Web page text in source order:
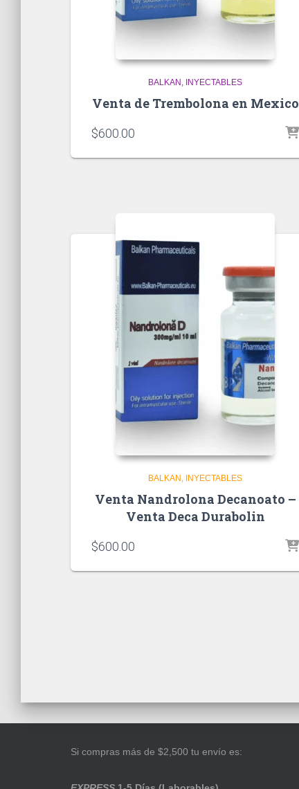
BALKAN INYECTABLES
Venta de Trembolona en Mexico
$600.00
BALKAN INYECTABLES
Venta Nandrolona Decanoato –
Venta Deca Durabolin
$600.00
Si compras más de $2,500 tu envío es: